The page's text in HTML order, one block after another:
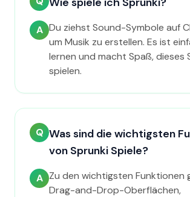
A Du ziehst Sound-Symbole auf
um Musik zu erstellen. Es ist
lernen und macht Spaß, dieses
spielen.
Q Was sind die wichtigsten
von Sprunki Spiele?
A Zu den wichtigsten Funktionen
Drag-and-Drop-Oberflächen,